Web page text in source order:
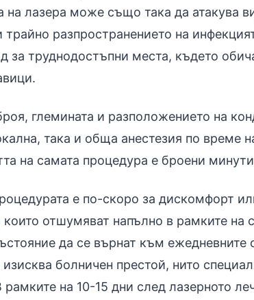
на лазера може също така да атакува
трайно разпространението на
за труднодостъпни места, където
глемината и разположението на
така и обща анестезия по време
на самата процедура е броени
е по-скоро за дискомфорт
които отшумяват напълно в рамките
да се върнат към ежедневните
болничен престой, нито
рамките на 10-15 дни след лазерното